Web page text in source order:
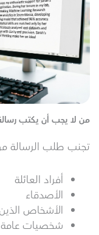
من لا يجب أن يكتب
تجنب طلب الرسالة
أفراد العائلة
الأصدقاء
الأشخاص
شخصيات عامة